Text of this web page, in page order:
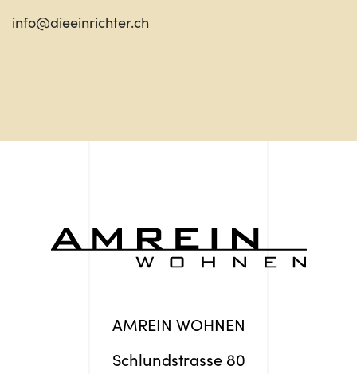
info@dieeinrichter.ch
AMREIN WOHNEN
Schlundstrasse 80